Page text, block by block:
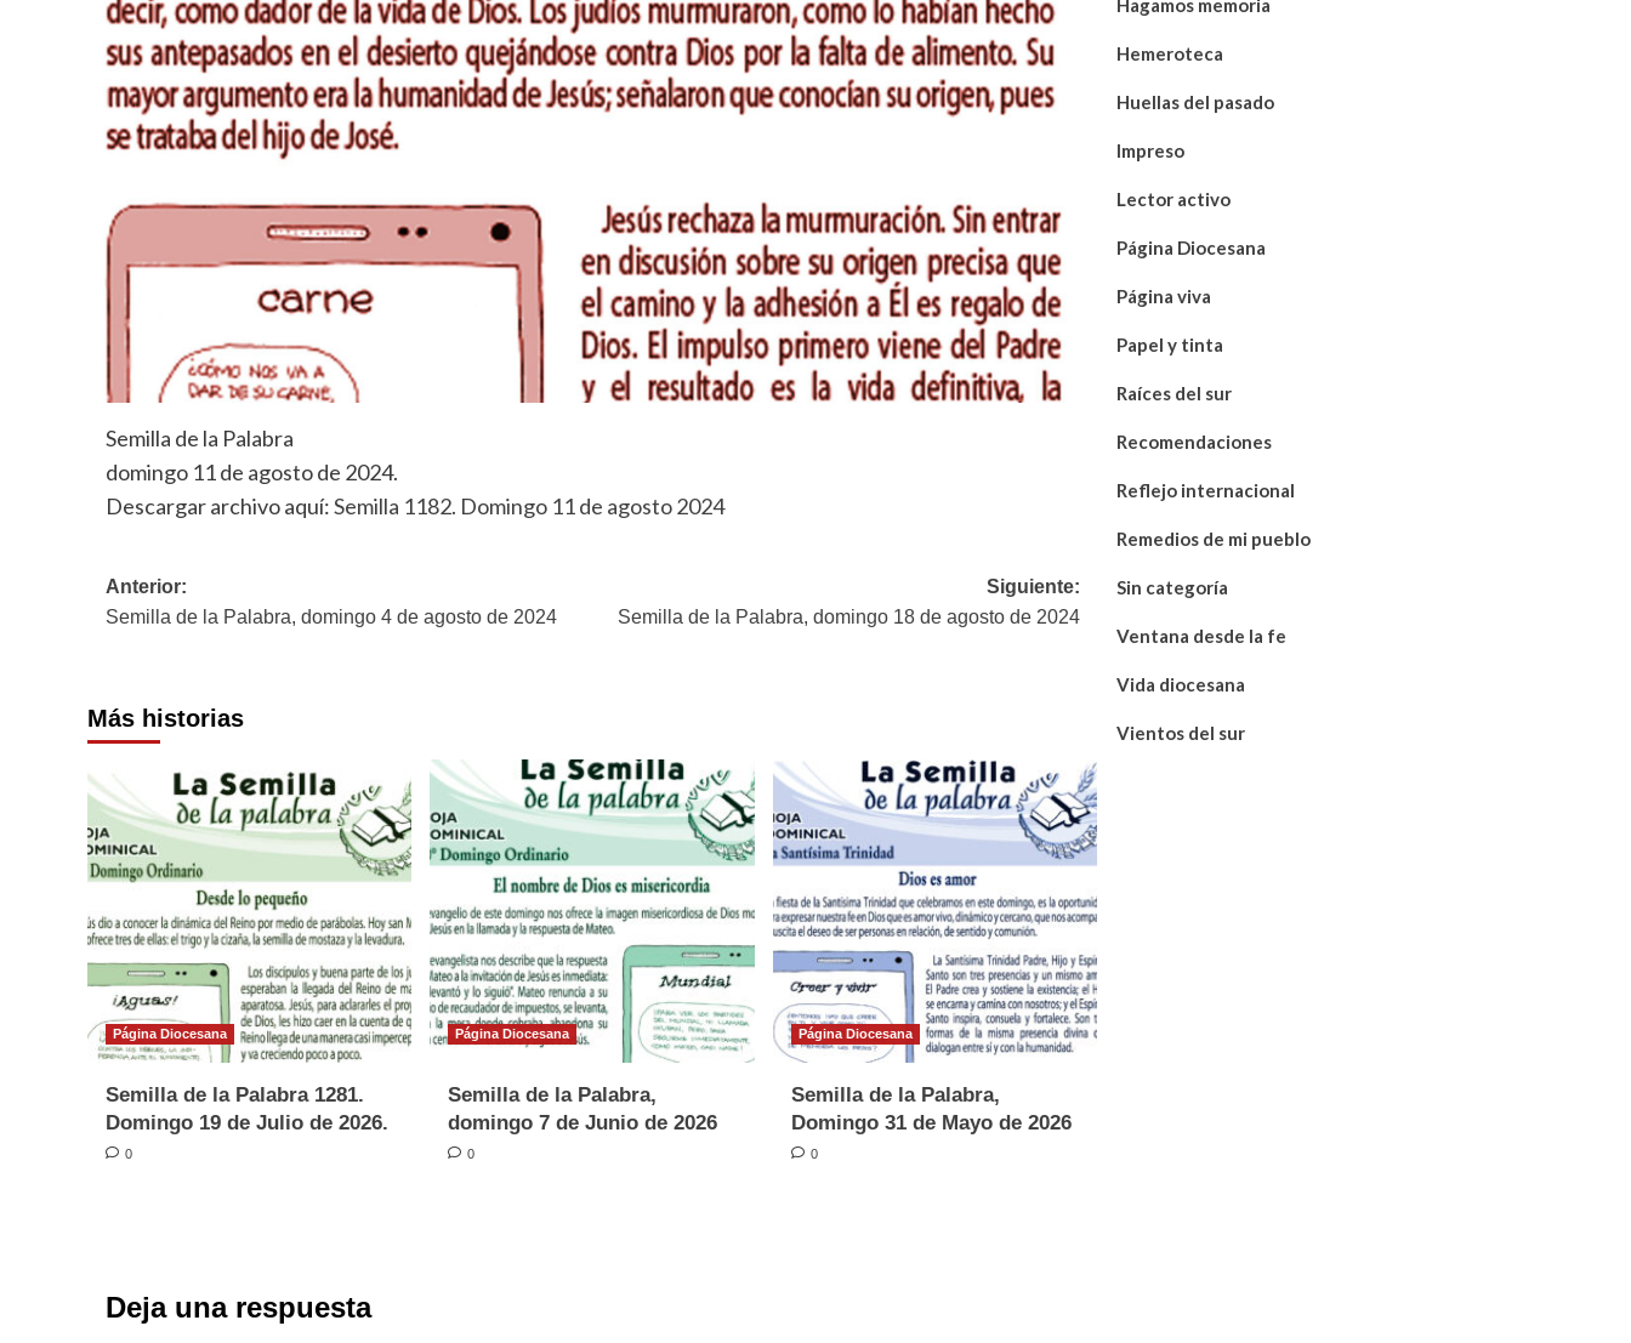
Semilla de la Palabra
domingo 11 de agosto de 2024.
Descargar archivo aquí:Semilla 1182. Domingo 11 de agosto 2024
Navegación
de
Anterior:
Semilla de la Palabra, domingo 4 de agosto de 2024
Siguiente:
Semilla de la Palabra, domingo 18 de agosto de 2024
Más historias
Página Diocesana
Semilla de la Palabra 1281.
Domingo 19 de Julio de 2026.
0
Página Diocesana
Semilla de la Palabra,
domingo 7 de Junio de 2026
0
Página Diocesana
Semilla de la Palabra,
Domingo 31 de Mayo de 2026
0
Deja una respuesta
Hagamos memoria
Hemeroteca
Huellas del pasado
Impreso
Lector activo
Página Diocesana
Página viva
Papel y tinta
Raíces del sur
Recomendaciones
Reflejo internacional
Remedios de mi pueblo
Sin categoría
Ventana desde la fe
Vida diocesana
Vientos del sur